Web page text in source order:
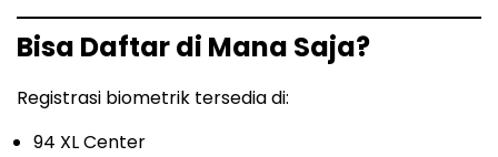
Bisa Daftar di Mana Saja?
Registrasi biometrik tersedia di:
94 XL Center